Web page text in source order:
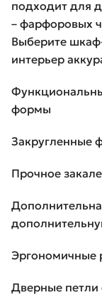
подходит для
– фарфоровых
Выберите
интерьер
формы
Закругленные
Прочное
Эргономичные
Дверные петли